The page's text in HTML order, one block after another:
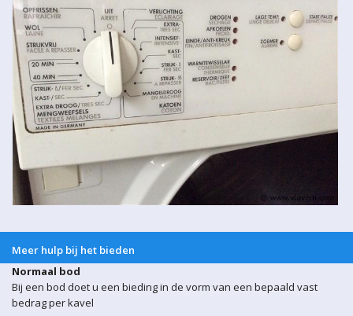
Meer hulp bij het bieden
Normaal bod
Bij een bod doet u een bieding in de vorm van een bepaald vast
bedrag per kavel